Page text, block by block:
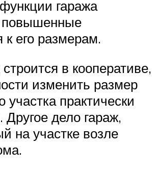
гаража
повышенные
к его размерам.
в кооперативе,
изменить размер
участка практически
Другое дело гараж,
на участке возле